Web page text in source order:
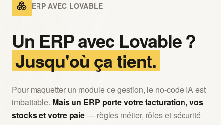
ERP AVEC LOVABLE
Un ERP avec Lovable ?
Jusqu'où ça tient.
Pour maquetter un module de gestion, le no-code IA est
imbattable. Mais un ERP porte votre facturation, vos
stocks et votre paie— règles métier, rôles et sécurité